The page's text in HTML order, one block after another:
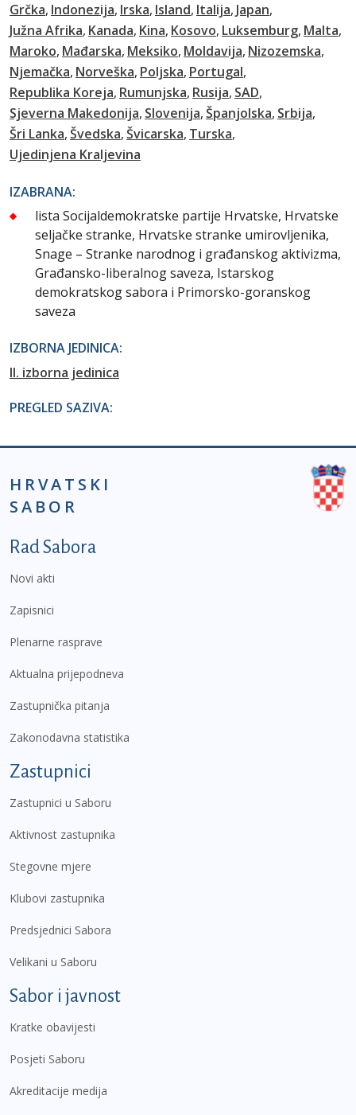
Grčka Indonezija Irska Island Italija Japan
Južna Afrika Kanada Kina Kosovo Luksemburg Malta
Maroko Mađarska Meksiko Moldavija Nizozemska
Njemačka Norveška Poljska Portugal
Republika Koreja Rumunjska Rusija SAD
Sjeverna Makedonija Slovenija Španjolska Srbija
Šri Lanka Švedska Švicarska Turska
Ujedinjena Kraljevina
IZABRANA:
lista Socijaldemokratske partije Hrvatske, Hrvatske
seljačke stranke, Hrvatske stranke umirovljenika,
Snage – Stranke narodnog i građanskog aktivizma,
Građansko-liberalnog saveza, Istarskog
demokratskog sabora i Primorsko-goranskog
saveza
IZBORNA JEDINICA:
II. izborna jedinica
PREGLED SAZIVA:
HRVATSKI
SABOR
Podnožje prvi izbornik
Rad Sabora
Novi akti
Zapisnici
Plenarne rasprave
Aktualna prijepodneva
Zastupnička pitanja
Zakonodavna statistika
Zastupnici
Zastupnici u Saboru
Aktivnost zastupnika
Stegovne mjere
Klubovi zastupnika
Predsjednici Sabora
Velikani u Saboru
Sabor i javnost
Kratke obavijesti
Posjeti Saboru
Akreditacije medija